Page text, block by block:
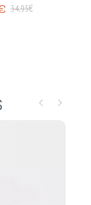
34,95€